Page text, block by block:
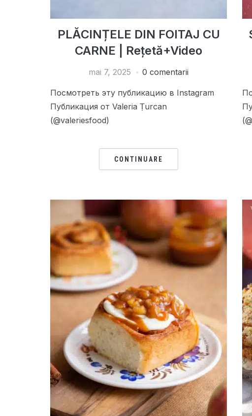
PLĂCINȚELE DIN FOITAJ CU
CARNE | Rețetă+Video
mai 7, 2025 0 comentarii
Посмотреть эту публикацию в Instagram
Публикация от Valeria Țurcan
(@valeriesfood)
CONTINUARE